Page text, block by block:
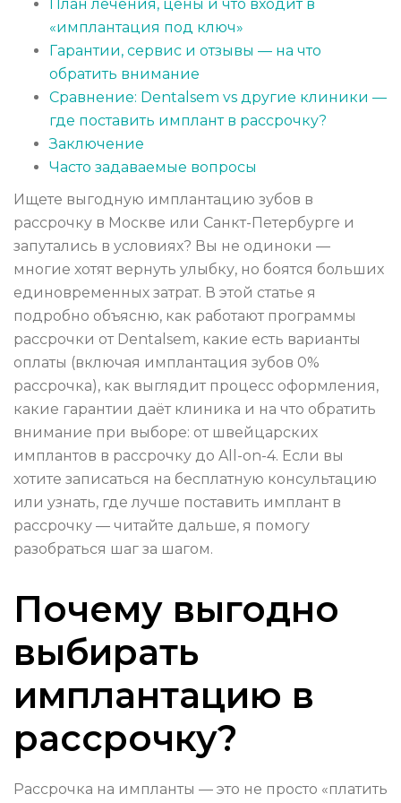
План лечения, цены и что входит в
«имплантация под ключ»
Гарантии, сервис и отзывы — на что
обратить внимание
Сравнение: Dentalsem vs другие клиники —
где поставить имплант в рассрочку?
Заключение
Часто задаваемые вопросы
Ищете выгодную имплантацию зубов в
рассрочку в Москве или Санкт-Петербурге и
запутались в условиях? Вы не одиноки —
многие хотят вернуть улыбку, но боятся больших
единовременных затрат. В этой статье я
подробно объясню, как работают программы
рассрочки от Dentalsem, какие есть варианты
оплаты (включая имплантация зубов 0%
рассрочка), как выглядит процесс оформления,
какие гарантии даёт клиника и на что обратить
внимание при выборе: от швейцарских
имплантов в рассрочку до All-on-4. Если вы
хотите записаться на бесплатную консультацию
или узнать, где лучше поставить имплант в
рассрочку — читайте дальше, я помогу
разобраться шаг за шагом.
Почему выгодно
выбирать
имплантацию в
рассрочку?
Рассрочка на импланты — это не просто «платить